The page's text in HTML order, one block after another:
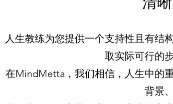
人生教练为您提供一个支持性且有结
取实际可行的
在MindMetta，我们相信，人生中的
背景